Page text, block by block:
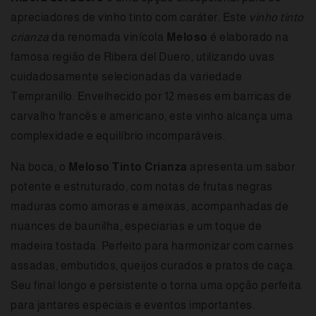
apreciadores de vinho tinto com caráter. Este vinho tinto
crianza da renomada vinícola Meloso é elaborado na
famosa região de Ribera del Duero, utilizando uvas
cuidadosamente selecionadas da variedade
Tempranillo. Envelhecido por 12 meses em barricas de
carvalho francês e americano, este vinho alcança uma
complexidade e equilíbrio incomparáveis.
Na boca, o Meloso Tinto Crianza apresenta um sabor
potente e estruturado, com notas de frutas negras
maduras como amoras e ameixas, acompanhadas de
nuances de baunilha, especiarias e um toque de
madeira tostada. Perfeito para harmonizar com carnes
assadas, embutidos, queijos curados e pratos de caça.
Seu final longo e persistente o torna uma opção perfeita
para jantares especiais e eventos importantes.